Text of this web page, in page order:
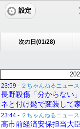
設定
次の日(01/28)
23:59 - ２ちゃんねるニュー
長野殺傷「分からない
ネと付け髭で変装して
23:44 - ２ちゃんねるニュー
高市前経済安保担当大